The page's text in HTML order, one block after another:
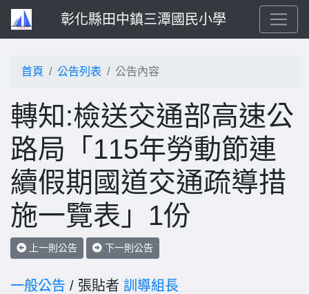
彰化縣田中鎮三潭國民小學
首頁 公告列表 公告內容
轉知:檢送交通部高速公
路局「115年勞動節連
續假期國道交通疏導措
施一覽表」1份
上一則公告 下一則公告
一般公告 / 張貼者 訓導組長